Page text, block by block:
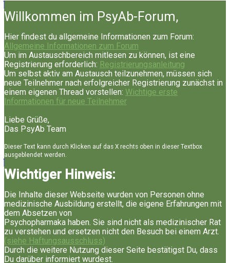
Willkommen im PsyAb-Forum,
Hier findest du allgemeine Informationen zum Forum:
Allgemeine Informationen zum Forum
Um im Austauschbereich mitlesen zu können, ist eine
Registrierung erforderlich: Registrierungsanleitung
Um selbst aktiv am Austausch teilzunehmen, müssen sich
neue Teilnehmer nach erfolgreicher Registrierung zunächst in
einem eigenen Thread vorstellen: Wichtige erste
Informationen für neue Teilnehmer
Liebe Grüße,
Das PsyAb Team
Dieser Text kann durch Klicken auf das X rechts oben in dieser Textbox
ausgeblendet werden.
Wichtiger Hinweis:
Die Inhalte dieser Webseite wurden von Personen ohne
medizinische Ausbildung erstellt, die eigene Erfahrungen mit
dem Absetzen von
Psychopharmaka haben. Sie sind nicht als medizinischer Rat
zu verstehen und ersetzen nicht den Besuch bei einem Arzt.
(siehe Haftungsausschluss)
Durch die weitere Nutzung dieser Seite bestätigst Du, dass
Du darüber informiert wurdest.